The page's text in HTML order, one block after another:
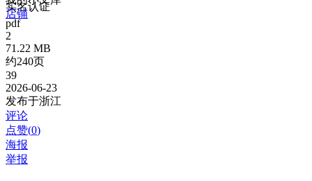
实名认证
店铺
pdf
2
71.22 MB
约240页
39
2026-06-23
发布于浙江
评论
点赞(0)
海报
举报